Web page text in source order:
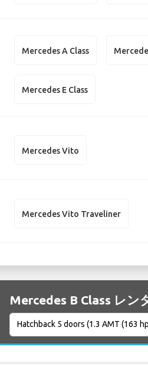
Mercedes A Class
Mercedes E Class
Mercedes Vito
Mercedes Vito Traveliner
Mercedes B Class レン